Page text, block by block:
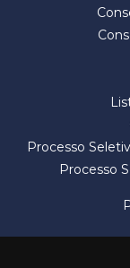
Processo
Processo